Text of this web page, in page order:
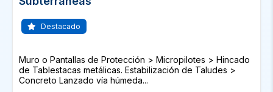
Destacado
Muro o Pantallas de Protección > Micropilotes > Hincado
de Tablestacas metálicas. Estabilización de Taludes >
Concreto Lanzado vía húmeda...